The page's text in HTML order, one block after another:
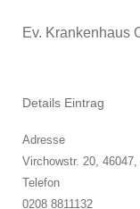
Ev. Krankenhaus
Details Eintrag
Adresse
Virchowstr. 20, 46047,
Telefon
0208 8811132